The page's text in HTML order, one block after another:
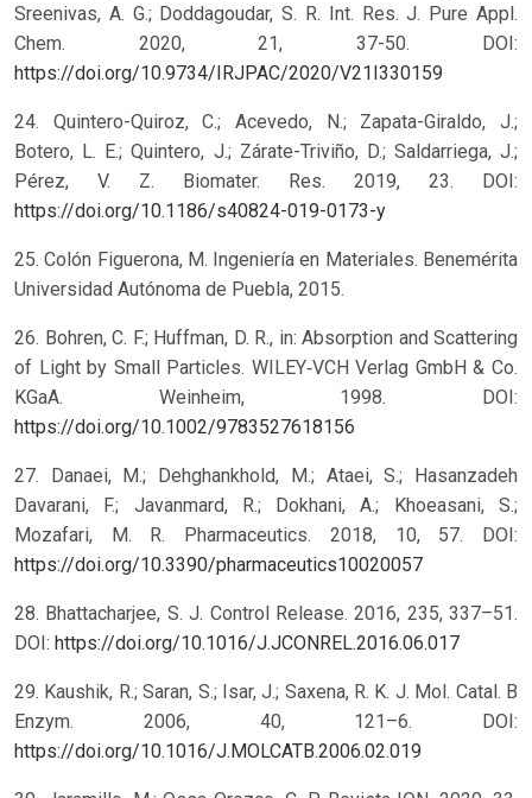
Sreenivas, A. G.; Doddagoudar, S. R. Int. Res. J. Pure Appl.
Chem. 2020, 21, 37-50. DOI:
https://doi.org/10.9734/IRJPAC/2020/V21I330159
24. Quintero-Quiroz, C.; Acevedo, N.; Zapata-Giraldo, J.;
Botero, L. E.; Quintero, J.; Zárate-Triviño, D.; Saldarriega, J.;
Pérez, V. Z. Biomater. Res. 2019, 23. DOI:
https://doi.org/10.1186/s40824-019-0173-y
25. Colón Figuerona, M. Ingeniería en Materiales. Benemérita
Universidad Autónoma de Puebla, 2015.
26. Bohren, C. F.; Huffman, D. R., in: Absorption and Scattering
of Light by Small Particles. WILEY‐VCH Verlag GmbH & Co.
KGaA. Weinheim, 1998. DOI:
https://doi.org/10.1002/9783527618156
27. Danaei, M.; Dehghankhold, M.; Ataei, S.; Hasanzadeh
Davarani, F.; Javanmard, R.; Dokhani, A.; Khoeasani, S.;
Mozafari, M. R. Pharmaceutics. 2018, 10, 57. DOI:
https://doi.org/10.3390/pharmaceutics10020057
28. Bhattacharjee, S. J. Control Release. 2016, 235, 337–51.
DOI: https://doi.org/10.1016/J.JCONREL.2016.06.017
29. Kaushik, R.; Saran, S.; Isar, J.; Saxena, R. K. J. Mol. Catal. B
Enzym. 2006, 40, 121–6. DOI:
https://doi.org/10.1016/J.MOLCATB.2006.02.019